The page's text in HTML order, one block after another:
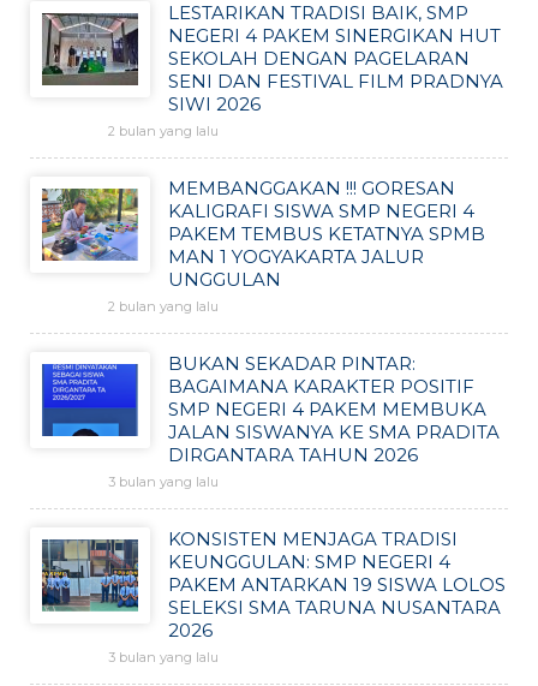
LESTARIKAN TRADISI BAIK, SMP
NEGERI 4 PAKEM SINERGIKAN HUT
SEKOLAH DENGAN PAGELARAN
SENI DAN FESTIVAL FILM PRADNYA
SIWI 2026
2 bulan yang lalu
MEMBANGGAKAN !!! GORESAN
KALIGRAFI SISWA SMP NEGERI 4
PAKEM TEMBUS KETATNYA SPMB
MAN 1 YOGYAKARTA JALUR
UNGGULAN
2 bulan yang lalu
BUKAN SEKADAR PINTAR:
BAGAIMANA KARAKTER POSITIF
SMP NEGERI 4 PAKEM MEMBUKA
JALAN SISWANYA KE SMA PRADITA
DIRGANTARA TAHUN 2026
3 bulan yang lalu
KONSISTEN MENJAGA TRADISI
KEUNGGULAN: SMP NEGERI 4
PAKEM ANTARKAN 19 SISWA LOLOS
SELEKSI SMA TARUNA NUSANTARA
2026
3 bulan yang lalu